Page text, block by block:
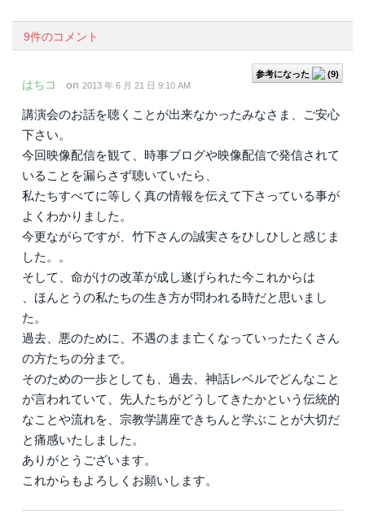
9件のコメント
参考になった (9)
はちコ on 2013 年 6 月 21 日 9:10 AM
講演会のお話を聴くことが出来なかったみなさま、ご安心
下さい。
今回映像配信を観て、時事ブログや映像配信で発信されて
いることを漏らさず聴いていたら、
私たちすべてに等しく真の情報を伝えて下さっている事が
よくわかりました。
今更ながらですが、竹下さんの誠実さをひしひしと感じま
した。。
そして、命がけの改革が成し遂げられた今これからは
、ほんとうの私たちの生き方が問われる時だと思いまし
た。
過去、悪のために、不遇のまま亡くなっていったたくさん
の方たちの分まで。
そのための一歩としても、過去、神話レベルでどんなこと
が言われていて、先人たちがどうしてきたかという伝統的
なことや流れを、宗教学講座できちんと学ぶことが大切だ
と痛感いたしました。
ありがとうございます。
これからもよろしくお願いします。